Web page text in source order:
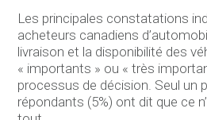
Les principales constatations
acheteurs canadiens
livraison et la disponibilité des
« importants » ou « très
processus de décision. Seul un
répondants (5%) ont dit que ce